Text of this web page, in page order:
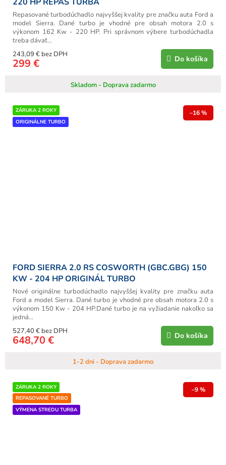
Skladom - Doprava zadarmo
243,09 € bez DPH
299 € Do košíka
Repasované turbodúchadlo najvyššej kvality pre značku auta Ford a
model Sierra. Dané turbo je vhodné pre obsah motora 2.0 s
výkonom 162 Kw - 220 HP. Pri správnom výbere turbodúchadla
treba dávať...
ZÁRUKA 2 ROKY
ORIGINÁLNE TURBO
–16 %
FORD SIERRA 2.0 RS COSWORTH (GBC.GBG) 150
KW - 204 HP ORIGINÁL TURBO
1-2 dni - Doprava zadarmo
527,40 € bez DPH
648,70 € Do košíka
Nové originálne turbodúchadlo najvyššej kvality pre značku auta
Ford a model Sierra. Dané turbo je vhodné pre obsah motora 2.0 s
výkonom 150 Kw - 204 HP.Dané turbo je na vyžiadanie nakoľko sa
jedná...
ZÁRUKA 2 ROKY
REPASOVANÉ TURBO
VÝMENA STREDU TURBA
–9 %